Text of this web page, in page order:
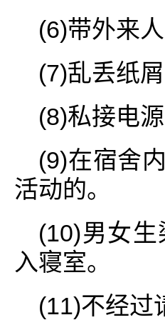
(6)带外来
(7)乱丢纸
(8)私接电
(9)在宿舍
活动的。
(10)男女
入寝室。
(11)不经过